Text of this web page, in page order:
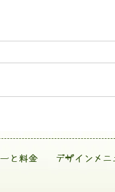
と料金 デザインメ